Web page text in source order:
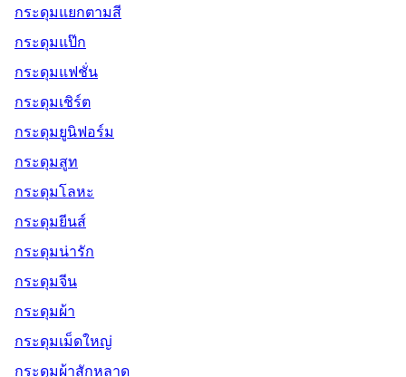
กระดุมแยกตามสี
กระดุมแป๊ก
กระดุมแฟชั่น
กระดุมเชิร์ต
กระดุมยูนิฟอร์ม
กระดุมสูท
กระดุมโลหะ
กระดุมยีนส์
กระดุมน่ารัก
กระดุมจีน
กระดุมผ้า
กระดุมเม็ดใหญ่
กระดุมผ้าสักหลาด